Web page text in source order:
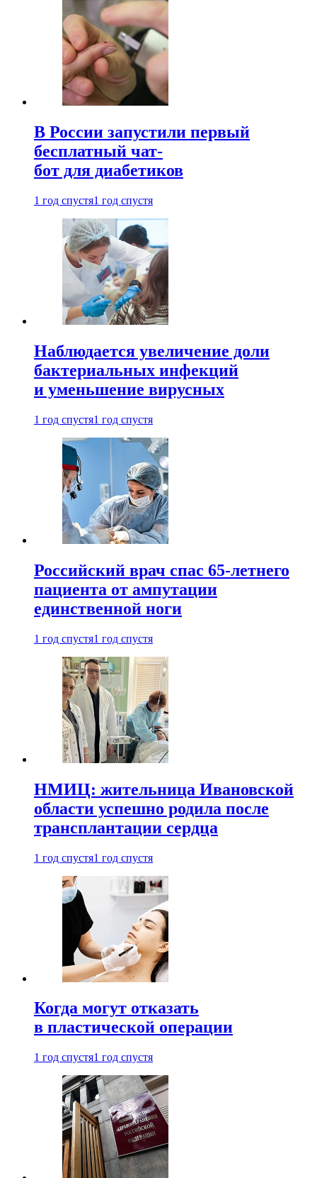
В России запустили первый
бесплатный чат-
бот для диабетиков
1 год спустя1 год спустя
Наблюдается увеличение доли
бактериальных инфекций
и уменьшение вирусных
1 год спустя1 год спустя
Российский врач спас 65-летнего
пациента от ампутации
единственной ноги
1 год спустя1 год спустя
НМИЦ: жительница Ивановской
области успешно родила после
трансплантации сердца
1 год спустя1 год спустя
Когда могут отказать
в пластической операции
1 год спустя1 год спустя